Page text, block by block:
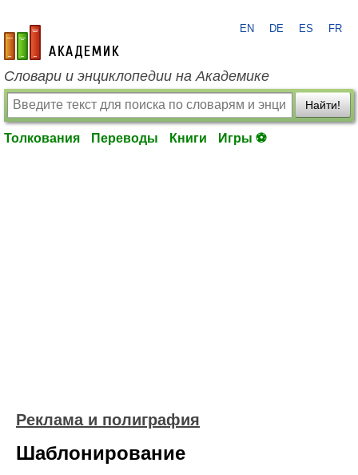
academic.ru
EN DE ES FR
Словари и энциклопедии на Академике
Найти!
Толкования Переводы Книги Игры ⚽
Реклама и полиграфия
Шаблонирование